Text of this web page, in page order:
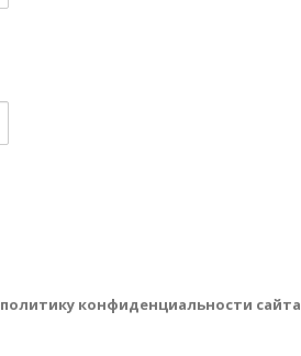
политику конфиденциальности сайта